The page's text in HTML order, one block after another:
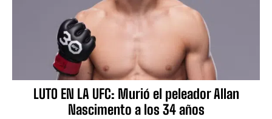
LUTO EN LA UFC: Murió el peleador Allan
Nascimento a los 34 años